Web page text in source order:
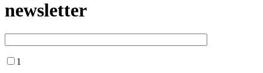
newsletter
1